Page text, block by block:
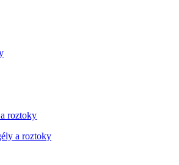
a roztoky